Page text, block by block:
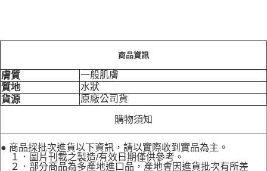
每筆NT$70，滿NT$499(含以上)免運費
宅配［需2-3個工作天不含預購商品］
每筆NT$100，滿NT$799(含以上)免運費
商品資訊
膚質
一般肌膚
質地
水狀
貨源
原廠公司貨
購物須知
● 商品採批次進貨以下資訊，請以實際收到實品為主。
１．圖片刊載之製造/有效日期僅供參考。
２．部分商品為多產地進口品，產地會因進貨批次有所差